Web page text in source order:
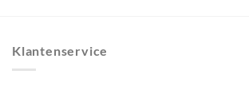
Klantenservice